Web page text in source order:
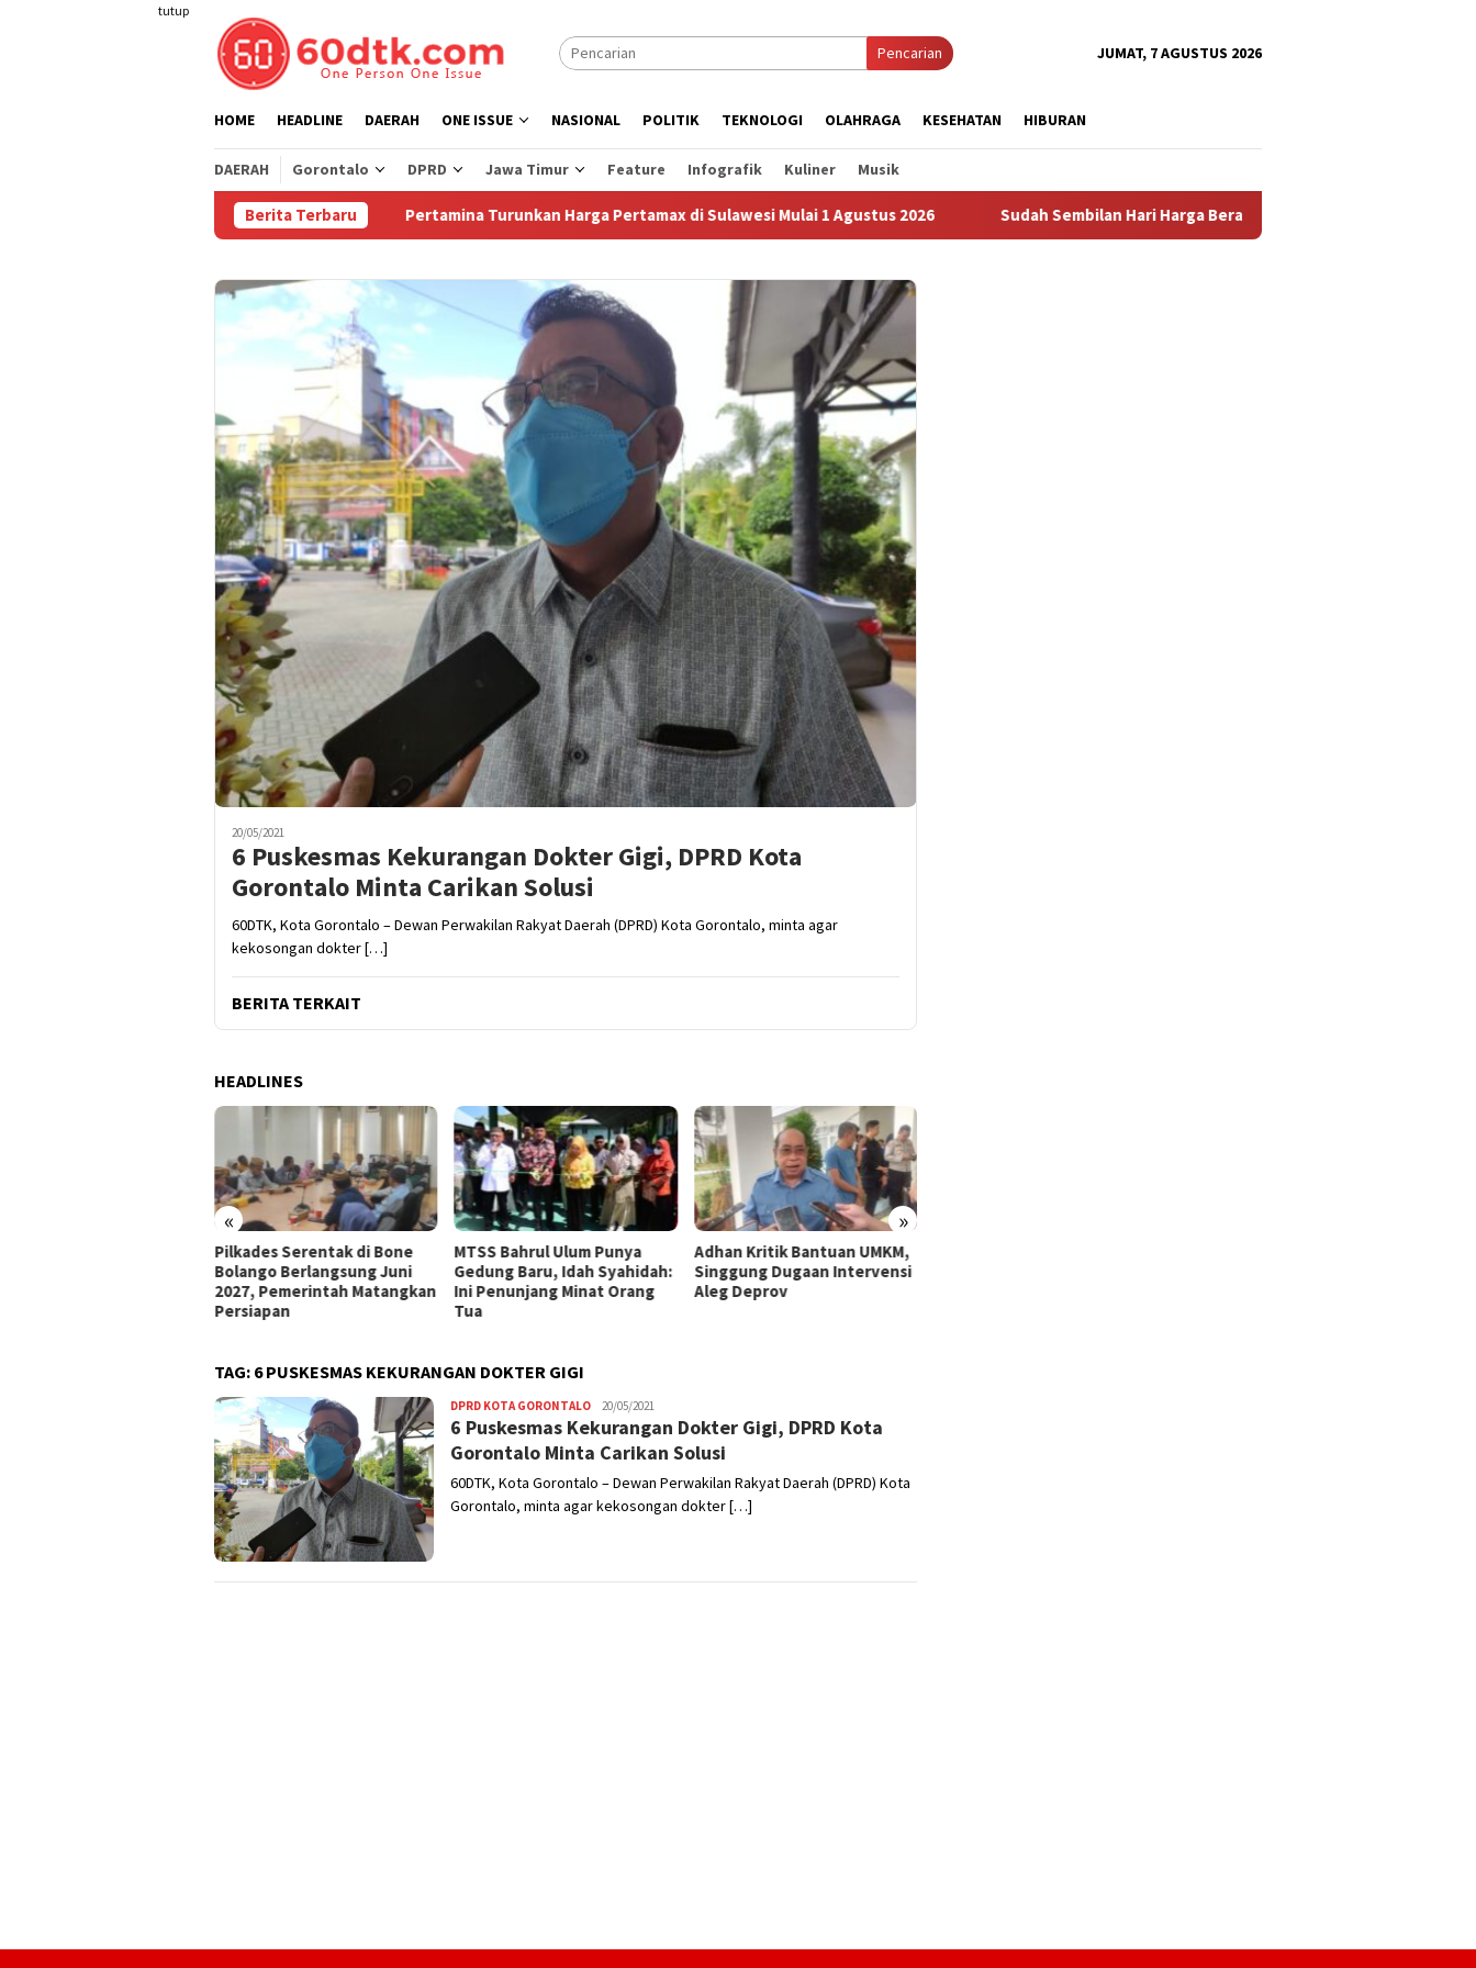
tutup
Pencarian JUMAT, 7 AGUSTUS 2026
HOME HEADLINE DAERAH ONE ISSUE NASIONAL POLITIK TEKNOLOGI OLAHRAGA KESEHATAN HIBURAN
DAERAH Gorontalo DPRD Jawa Timur Feature Infografik Kuliner Musik
Berita TerbaruPertamina Turunkan Harga Pertamax di Sulawesi Mulai 1 Agustus 2026 Sudah Sembilan Hari Harga Beras Gorontalo Termahal di Indonesia,
20/05/2021
6 Puskesmas Kekurangan Dokter Gigi, DPRD Kota
Gorontalo Minta Carikan Solusi
60DTK, Kota Gorontalo – Dewan Perwakilan Rakyat Daerah (DPRD) Kota Gorontalo, minta agar
kekosongan dokter […]
BERITA TERKAIT
HEADLINES
« »
Pilkades Serentak di Bone
Bolango Berlangsung Juni
2027, Pemerintah Matangkan
Persiapan
MTSS Bahrul Ulum Punya
Gedung Baru, Idah Syahidah:
Ini Penunjang Minat Orang
Tua
Adhan Kritik Bantuan UMKM,
Singgung Dugaan Intervensi
Aleg Deprov
TAG: 6 PUSKESMAS KEKURANGAN DOKTER GIGI
DPRD KOTA GORONTALO Hendra
Usman
20/05/2021
6 Puskesmas Kekurangan Dokter Gigi, DPRD Kota
Gorontalo Minta Carikan Solusi
60DTK, Kota Gorontalo – Dewan Perwakilan Rakyat Daerah (DPRD) Kota
Gorontalo, minta agar kekosongan dokter […]